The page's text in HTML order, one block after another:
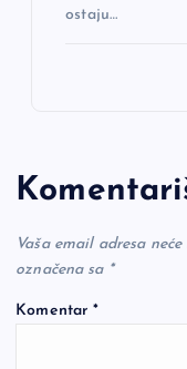
ostaju…
Vaša email adresa
označena sa *
Komentar*